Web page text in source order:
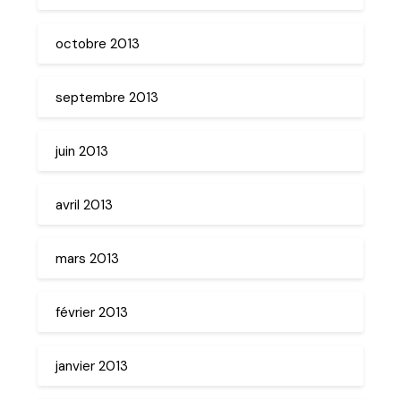
octobre 2013
septembre 2013
juin 2013
avril 2013
mars 2013
février 2013
janvier 2013